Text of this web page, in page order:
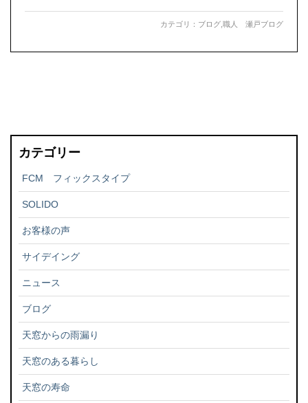
カテゴリ： ブログ 職人 瀬戸ブログ
カテゴリー
FCM フィックスタイプ
SOLIDO
お客様の声
サイデイング
ニュース
ブログ
天窓からの雨漏り
天窓のある暮らし
天窓の寿命